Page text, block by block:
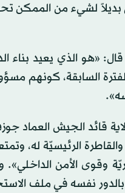
بديلاً لشيء من الممكن
«هو الذي يعيد بناء
السابقة، كونهم
قائد الجيش العماد
والقاطرة الرئيسيّة
وقوى الأمن
نفسه في ملف